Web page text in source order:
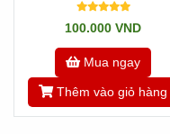
100.000 VND
Mua ngay
Thêm vào giỏ hàng